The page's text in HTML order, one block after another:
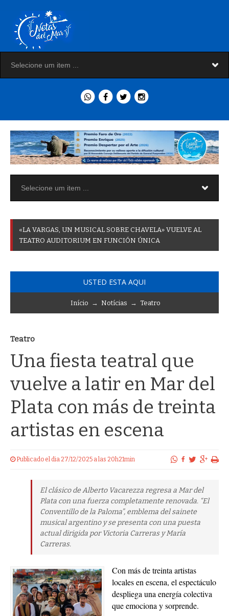
«LA VARGAS UN MUSICAL SOBRE CHAVELA» VUELVE AL
TEATRO AUDITORIUM EN FUNCIÓN ÚNICA
USTED ESTA AQUI
Início → Notícias → Teatro
Teatro
Una fiesta teatral que
vuelve a latir en Mar del
Plata con más de treinta
artistas en escena
Publicado el dia 27/12/2025 a las 20h21min
El clásico de Alberto Vacarezza regresa a Mar del
Plata con una fuerza completamente renovada. “El
Conventillo de la Paloma”, emblema del sainete
musical argentino y se presenta con una puesta
actual dirigida por Victoria Carreras y María
Carreras.
Con más de treinta artistas
locales en escena, el espectáculo
despliega una energía colectiva
que emociona y sorprende.